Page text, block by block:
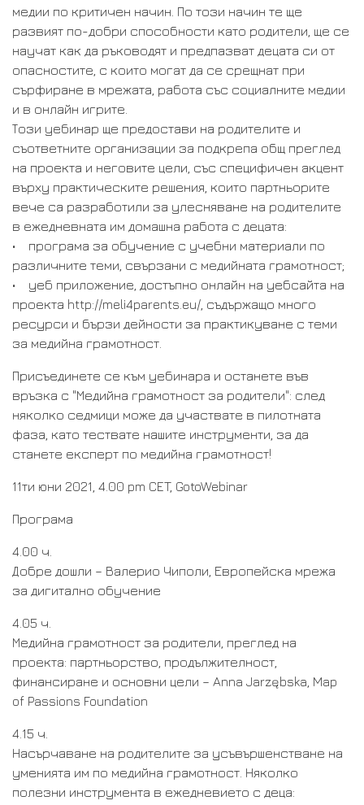
медии по критичен начин. По този начин те ще
развият по-добри способности като родители, ще се
научат как да ръководят и предпазват децата си от
опасностите, с които могат да се срещнат при
сърфиране в мрежата, работа със социалните медии
и в онлайн игрите.
Този уебинар ще предостави на родителите и
съответните организации за подкрепа общ преглед
на проекта и неговите цели, със специфичен акцент
върху практическите решения, които партньорите
вече са разработили за улесняване на родителите
в ежедневната им домашна работа с децата:
• програма за обучение с учебни материали по
различните теми, свързани с медийната грамотност;
• уеб приложение, достъпно онлайн на уебсайта на
проекта http://meli4parents.eu/, съдържащо много
ресурси и бързи дейности за практикуване с теми
за медийна грамотност.
Присъединете се към уебинара и останете във
връзка с "Медийна грамотност за родители": след
няколко седмици може да участвате в пилотната
фаза, като тествате нашите инструменти, за да
станете експерт по медийна грамотност!
11ти юни 2021, 4.00 pm CET, GotoWebinar
Програма
4.00 ч.
Добре дошли – Валерио Чиполи, Европейска мрежа
за дигитално обучение
4.05 ч.
Медийна грамотност за родители, преглед на
проекта: партньорство, продължителност,
финансиране и основни цели – Anna Jarzębska, Map
of Passions Foundation
4.15 ч.
Насърчаване на родителите за усъвършенстване на
уменията им по медийна грамотност. Няколко
полезни инструмента в ежедневието с деца: